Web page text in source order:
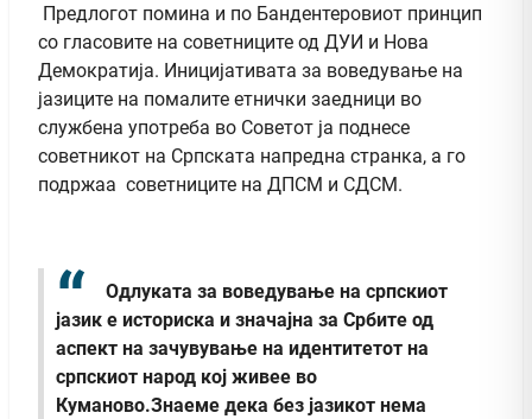
Предлогот помина и по Бандентеровиот принцип
со гласовите на советниците од ДУИ и Нова
Демократија. Иницијативата за воведување на
јазиците на помалите етнички заедници во
службена употреба во Советот ја поднесе
советникот на Српската напредна странка, а го
подржаа советниците на ДПСМ и СДСМ.
Одлуката за воведување на српскиот
јазик е историска и значајна за Србите од
аспект на зачувување на идентитетот на
српскиот народ кој живее во
Куманово.Знаеме дека без јазикот нема